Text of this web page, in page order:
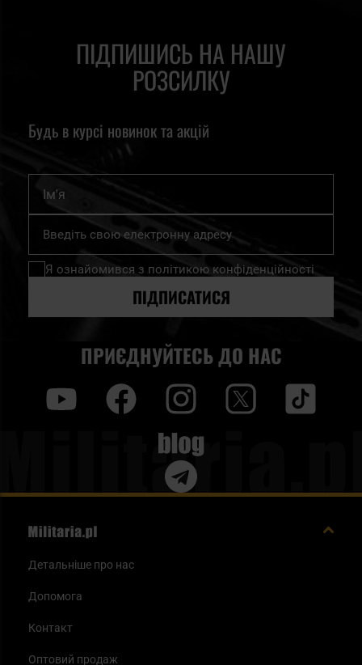
ПІДПИШИСЬ НА НАШУ
РОЗСИЛКУ
Будь в курсі новинок та акцій
Підпишіться
нашу
розсилку
Я ознайомився з політикою конфіденційності
ПІДПИСАТИСЯ
ПРИЄДНУЙТЕСЬ ДО НАС
Blog
Детальніше про нас
Допомога
Контакт
Оптовий продаж